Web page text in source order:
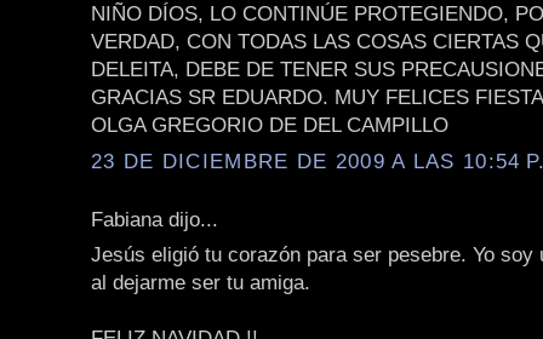
NIÑO DÍOS, LO CONTINÚE PROTEGIENDO,
VERDAD, CON TODAS LAS COSAS CIERTAS
DELEITA, DEBE DE TENER SUS
GRACIAS SR EDUARDO. MUY FELICES
OLGA GREGORIO DE DEL CAMPILLO
23 DE DICIEMBRE DE 2009 A LAS 10:54
Fabiana dijo...
Jesús eligió tu corazón para ser pesebre. Yo soy
al dejarme ser tu amiga.